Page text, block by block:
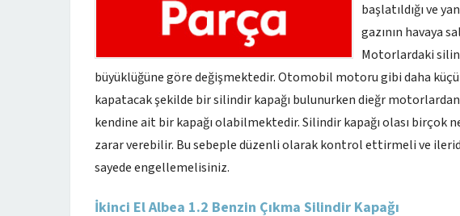
başlatıldığı ve
gazının havaya
Motorlardaki
büyüklüğüne göre değişmektedir. Otomobil motoru gibi daha
kapatacak şekilde bir silindir kapağı bulunurken dieğr
kendine ait bir kapağı olabilmektedir. Silindir kapağı olası birçok
zarar verebilir. Bu sebeple düzenli olarak kontrol ettirmeli ve
sayede engellemelisiniz.
İkinci El Albea 1.2 Benzin Çıkma Silindir Kapağı